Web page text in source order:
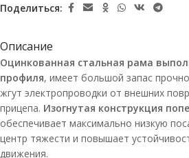
Поделиться:
Описание
Оцинкованная стальная рама
профиля, имеет большой запас
жгут электропроводки от внешних
прицепа. Изогнутая конструкция
обеспечивает максимально низкую
центр тяжести и повышает
движения.